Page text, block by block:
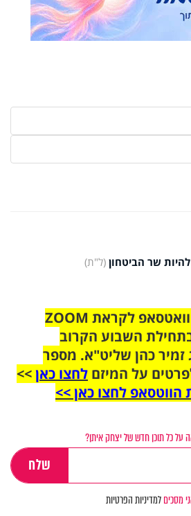
שר הביטחון (ל"ת)
הצטרפו לקבוצת הוואטסאפ לקראת ZOOM
השבוע הקרוב
כהן שליט"א. מספר
על המיזם לחצו כאן>>
הווטסאפ לחצו כאן >>
על כל תוכן חדש של יצחק איתן?
מסכיםלמדיניות הפרטיות